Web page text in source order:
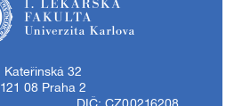
Kateřinská 32
121 08 Praha 2